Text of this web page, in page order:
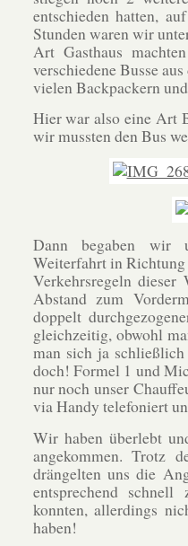
entschieden hatten,
Stunden waren wir
Art Gasthaus
verschiedene Busse
vielen Backpackern
Hier war also eine Art
wir mussten den Bus
Dann begaben wir
Weiterfahrt in
Verkehrsregeln
Abstand zum
doppelt
gleichzeitig, obwohl
man sich ja
doch! Formel 1 und
nur noch unser
via Handy telefoniert
Wir haben überlebt
angekommen. Trotz
drängelten uns die
entsprechend
konnten, allerdings
haben!